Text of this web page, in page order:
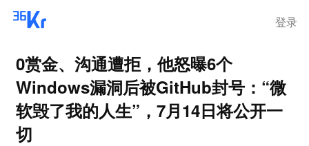
登录
0赏金、沟通遭拒，他怒曝6个
Windows漏洞后被GitHub封号：“微
软毁了我的人生”，7月14日将公开一
切